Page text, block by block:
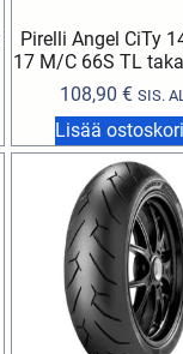
Pirelli Angel CiTy
17 M/C 66S TL
108,90 € SIS.
Lisää